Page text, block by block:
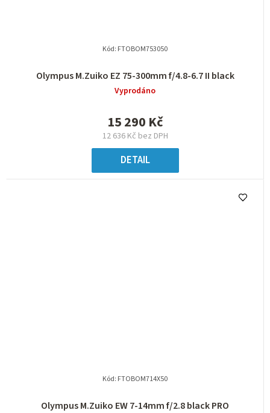
Olympus M.Zuiko EZ 75-300mm f/4.8-6.7 II black
Vyprodáno
12 636 Kč bez DPH
15 290 Kč
DETAIL
Kód: FTOBOM753050
Olympus M.Zuiko EW 7-14mm f/2.8 black PRO
Kód: FTOBOM714X50